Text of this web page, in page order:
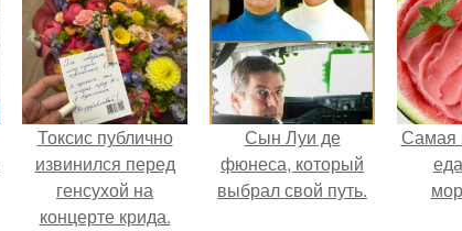
Токсис публично
извинился перед
генсухой на
концерте крида.
Сын Луи де
фюнеса, который
выбрал свой путь.
Самая